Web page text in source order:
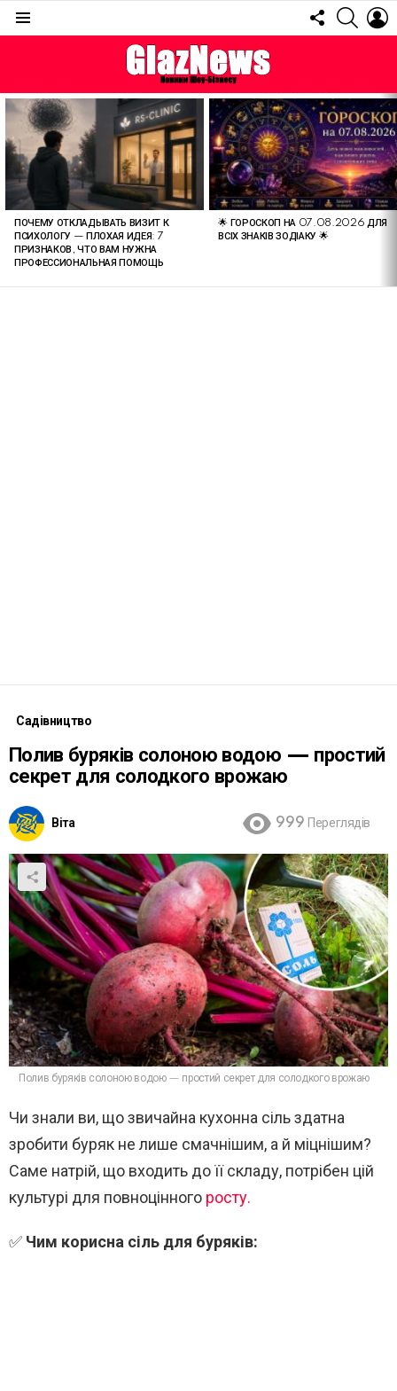
FOLLOW
US
ОСТАННІ
СТАТТІ
ПОЧЕМУ ОТКЛАДЫВАТЬ ВИЗИТ К
ПСИХОЛОГУ — ПЛОХАЯ ИДЕЯ: 7
ПРИЗНАКОВ, ЧТО ВАМ НУЖНА
ПРОФЕССИОНАЛЬНАЯ ПОМОЩЬ
🌟 ГОРОСКОП НА 07.08.2026 ДЛЯ
ВСІХ ЗНАКІВ ЗОДІАКУ 🌟
Садівництво
Полив буряків солоною водою — простий
секрет для солодкого врожаю
Віта 999 Переглядів
Полив буряків солоною водою — простий секрет для солодкого врожаю
Чи знали ви, що звичайна кухонна сіль здатна
зробити буряк не лише смачнішим, а й міцнішим?
Саме натрій, що входить до її складу, потрібен цій
культурі для повноцінного росту.
✅ Чим корисна сіль для буряків: